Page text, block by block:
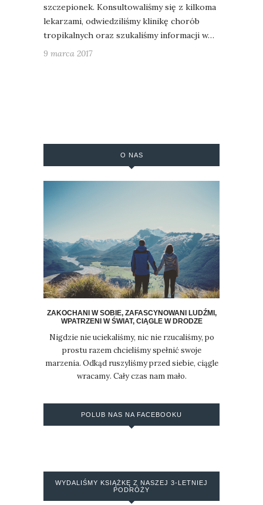
szczepionek. Konsultowaliśmy się z kilkoma
lekarzami, odwiedziliśmy klinikę chorób
tropikalnych oraz szukaliśmy informacji w…
9 marca 2017
O NAS
ZAKOCHANI W SOBIE, ZAFASCYNOWANI LUDŹMI,
WPATRZENI W ŚWIAT, CIĄGLE W DRODZE
Nigdzie nie uciekaliśmy, nic nie rzucaliśmy, po
prostu razem chcieliśmy spełnić swoje
marzenia. Odkąd ruszyliśmy przed siebie, ciągle
wracamy. Cały czas nam mało.
POLUB NAS NA FACEBOOKU
WYDALIŚMY KSIĄŻKĘ Z NASZEJ 3-LETNIEJ
PODRÓŻY